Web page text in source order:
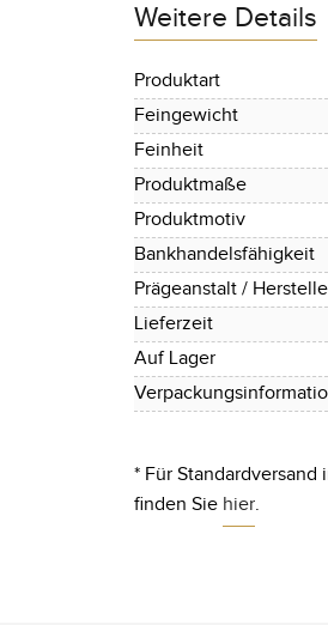
Weitere Details
Produktart
Feingewicht
Feinheit
Produktmaße
Produktmotiv
Bankhandelsfähigkeit
Prägeanstalt /
Lieferzeit
Auf Lager
* Für
finden Sie hier.